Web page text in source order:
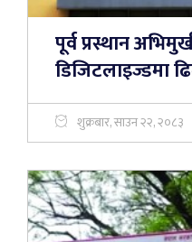
पूर्व प्रस्थान
डिजिटलाइज्डमा
शुक्रबार, साउन २२, २०८३